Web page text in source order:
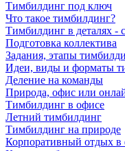
Тимбилдинг под ключ
Что такое тимбилдинг?
Тимбилдинг в деталях -
Подготовка коллектива
Задания, этапы
Идеи, виды и форматы
Деление на команды
Природа, офис или
Тимбилдинг в офисе
Летний тимбилдинг
Тимбилдинг на природе
Корпоративный отдых в